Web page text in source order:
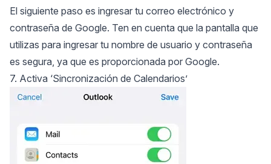
El siguiente paso es ingresar tu correo electrónico y
contraseña de Google. Ten en cuenta que la pantalla que
utilizas para ingresar tu nombre de usuario y contraseña
es segura, ya que es proporcionada por Google.
7. Activa ‘Sincronización de Calendarios’